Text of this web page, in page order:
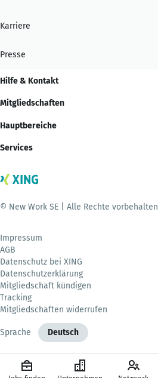
Karriere
Presse
Hilfe & Kontakt
Mitgliedschaften
Hauptbereiche
Services
© New Work SE | Alle Rechte vorbehalten
Impressum
AGB
Datenschutz bei XING
Datenschutzerklärung
Mitgliedschaft kündigen
Tracking
Mitgliedschaften widerrufen
Sprache Deutsch